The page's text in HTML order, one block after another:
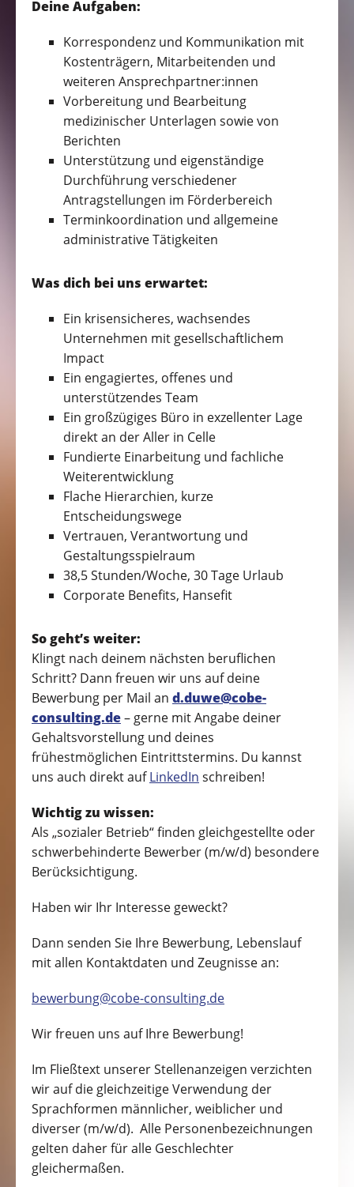
Deine Aufgaben:
Korrespondenz und Kommunikation mit
Kostenträgern, Mitarbeitenden und
weiteren Ansprechpartner:innen
Vorbereitung und Bearbeitung
medizinischer Unterlagen sowie von
Berichten
Unterstützung und eigenständige
Durchführung verschiedener
Antragstellungen im Förderbereich
Terminkoordination und allgemeine
administrative Tätigkeiten
Was dich bei uns erwartet:
Ein krisensicheres, wachsendes
Unternehmen mit gesellschaftlichem
Impact
Ein engagiertes, offenes und
unterstützendes Team
Ein großzügiges Büro in exzellenter Lage
direkt an der Aller in Celle
Fundierte Einarbeitung und fachliche
Weiterentwicklung
Flache Hierarchien, kurze
Entscheidungswege
Vertrauen, Verantwortung und
Gestaltungsspielraum
38,5 Stunden/Woche, 30 Tage Urlaub
Corporate Benefits, Hansefit
So geht’s weiter:
Klingt nach deinem nächsten beruflichen
Schritt? Dann freuen wir uns auf deine
Bewerbung per Mail an d.duwe@cobe-
consulting.de– gerne mit Angabe deiner
Gehaltsvorstellung und deines
frühestmöglichen Eintrittstermins. Du kannst
uns auch direkt aufLinkedIn schreiben!
Wichtig zu wissen:
Als „sozialer Betrieb“ finden gleichgestellte oder
schwerbehinderte Bewerber (m/w/d) besondere
Berücksichtigung.
Haben wir Ihr Interesse geweckt?
Dann senden Sie Ihre Bewerbung, Lebenslauf
mit allen Kontaktdaten und Zeugnisse an:
bewerbung@cobe-consulting.de
Wir freuen uns auf Ihre Bewerbung!
Im Fließtext unserer Stellenanzeigen verzichten
wir auf die gleichzeitige Verwendung der
Sprachformen männlicher, weiblicher und
diverser (m/w/d). Alle Personenbezeichnungen
gelten daher für alle Geschlechter
gleichermaßen.